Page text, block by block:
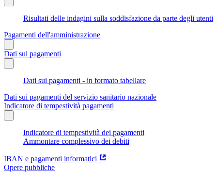
Risultati delle indagini sulla soddisfazione da parte degli utenti
Pagamenti dell'amministrazione
Dati sui pagamenti
Dati sui pagamenti - in formato tabellare
Dati sui pagamenti del servizio sanitario nazionale
Indicatore di tempestività pagamenti
Indicatore di tempestività dei pagamenti
Ammontare complessivo dei debiti
IBAN e pagamenti informatici
Opere pubbliche